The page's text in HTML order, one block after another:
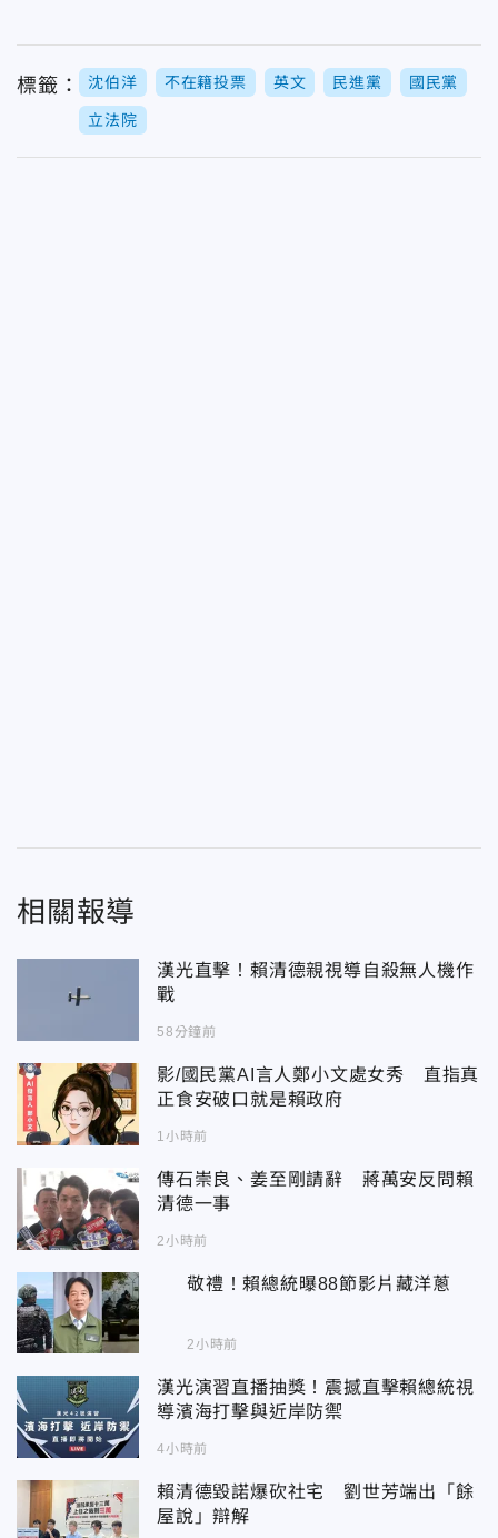
標籤： 沈伯洋 不在籍投票 英文 民進黨 國民黨
立法院
相關報導
漢光直擊！賴清德親視導自殺無人機作
戰
58分鐘前
影/國民黨AI言人鄭小文處女秀 直指真
正食安破口就是賴政府
1小時前
傳石崇良、姜至剛請辭 蔣萬安反問賴
清德一事
2小時前
敬禮！賴總統曝88節影片藏洋蔥
2小時前
漢光演習直播抽獎！震撼直擊賴總統視
導濱海打擊與近岸防禦
4小時前
賴清德毀諾爆砍社宅 劉世芳端出「餘
屋說」辯解